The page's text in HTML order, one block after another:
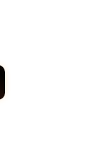
Camo Màu